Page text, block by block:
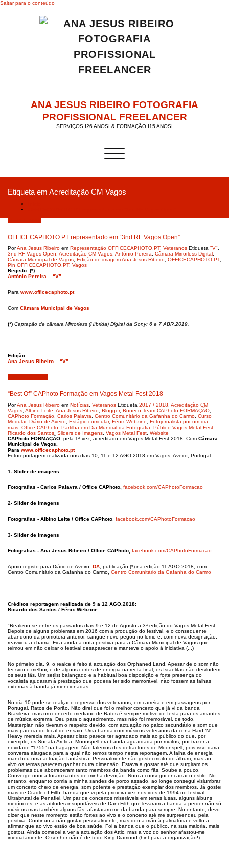
Saltar para o conteúdo
ANA JESUS RIBEIRO FOTOGRAFIA
PROFISSIONAL FREELANCER
SERVIÇOS I26 ANOSI & FORMAÇÃO I15 ANOSI
Alternar a navegação
Etiqueta em Acreditação CM Vagos
OFFICECAPHOTO.PT representado em “3nd RF Vagos Open”
PorAna Jesus Ribeiro em Representação OFFICECAPHOTO.PT, Veteranos Etiqueta "V"
3nd RF Vagos Open Acreditação CM Vagos António Pereira Câmara Mirrorless Digital
Câmara Municipal de Vagos Edição de imagem Ana Jesus Ribeiro OFFICECAPHOTO.PT,
Pin OFFICECAPHOTO.PT, Vagos
Registo: (*)
António Pereira – “V”
Para www.officecaphoto.pt
Com Câmara Municipal de Vagos
(*) Captação de câmara Mirrorless (Híbrida) Digital da Sony; 6 e 7 ABR.2019.
Edição:
Ana Jesus Ribeiro – “V”
“Best Of” CAPhoto Formação em Vagos Metal Fest 2018
PorAna Jesus Ribeiro em Notícias Veteranos Etiqueta 2017 / 2018 Acreditação CM
Vagos Albino Leite Ana Jesus Ribeiro Blogger, Boneco Team CAPhoto FORMAÇÃO
CAPhoto Formação Carlos Palavra Centro Comunitário da Gafanha do Carmo Curso
Modular, Diário de Aveiro Estágio curricular, Fénix Webzine
Fotojornalista por um dia
mais Office CAPhoto Partilha em Dia Mundial da Fotografia Público Vagos Metal Fest
Ricardo dos Santos Sliders de Imagens Vagos Metal Fest Website
CAPhoto FORMAÇÃO , pela 1ª vez, acreditado em Vagos Metal Fest 2018. Com Câmara
Municipal de Vagos.
Para www.officecaphoto.pt
Fotoreportagem realizada nos dias 10, 11 e 12 AGO.2018 em Vagos, Aveiro, Portugal.
1- Slider de imagens
Fotografias - Carlos Palavra / Office CAPhoto, facebook.com/CAPhotoFormacao
2- Slider de imagens
Fotografias - Albino Leite / Office CAPhoto facebook.com/CAPhotoFormacao
3- Slider de imagens
Fotografias - Ana Jesus Ribeiro / Office CAPhoto, facebook.com/CAPhotoFormacao
Apoio registo para Diário de Aveiro, DA , publicação (*) na edição 11 AGO.2018, com
Centro Comunitário da Gafanha do Carmo, Centro Comunitário da Gafanha do Carmo
Créditos reportagem realizada de 9 a 12 AGO.2018:
Ricardo dos Santos / Fénix Webzine
"Realizou-se entre os passados dias 9 e 12 de Agosto a 3ª edição do Vagos Metal Fest.
Depois de alguns problemas em 2016 com a produção do festival, e o consequente
abandono da promotora anterior, sangue novo pegou no leme e, com nova designação,
reavivou a chama. Fica ainda a nota positiva para a Câmara Municipal de Vagos que
teimou em não deixar o festival desaparecer e manteve o apoio à iniciativa (...)
No primeiro dia, 9, o realce é feito à actuação dos Orphaned Land. Apesar de o som não
ter sido o melhor, e de alguns cortes de energia na recta final, os Israelitas não desiludem
os seus fãs. Um setlist balançado e a habitual boa disposição e forte presença do
vocalista ajudaram à prestação que poderia ter sido memorável, não fossem as falhas
externas à banda já mencionadas.
No dia 10 pode-se realçar o regresso dos veteranos, em carreira e em passagens por
Portugal, Ratos de Porão. Não direi que foi o melhor concerto que já vi da banda
Brasileira, mas um concerto mediano de Ratos é sempre motivo de festa para os amantes
de música extrema. Deu para o aquecimento, mas não foi memorável, de todo.
Masterplan não tiveram o respeito devido, com actuação no palco secundário e som que
mais parecia do local de ensaio. Uma banda com músicos veteranos da cena Hard ‘N’
Heavy merecia mais. Apesar disso parece ter agradado mais ao público do que, por
exemplo, os Sonata Arctica. Moonspell era banda aguardada por muitos, por trazer a
novidade “1755” na bagagem. Não falemos dos detractores de Moonspell, pois isso daria
conversa alargada para a qual não temos tempo nesta reportagem. A falha de energia
manchou uma actuação fantástica. Pessoalmente não gostei muito do álbum, mas ao
vivo os temas parecem ganhar outra dimensão. Estava a gostar até que surgiram os
problemas que aborreceram tanto membros da banda como fãs. Soube a pouco.
Converge nunca foram santos de minha devoção. Nunca consegui encaixar o estilo. No
entanto, enquanto comia a minha sandes de porco assado, ao longe consegui vislumbrar
um concerto cheio de energia, som potente e prestação exemplar dos membros. Já gostei
mais de Cradle of Filth, banda que vi pela primeira vez nos idos de 1994 no festival
Ultrabrutal de Penafiel. Um par de concertos miseráveis em terras lusas, alguns álbuns
medíocres, e as atitudes insuportáveis de Dani Filth que levaram a banda a perder não só
músicos mas também alguns fãs, afastaram-me da banda para sempre. No entanto, devo
dizer que neste momento estão fortes ao vivo e o concerto até me surpreendeu pela
positiva. Continuo a não gostar pessoalmente, mas dou a mão à palmatória e volto a
afirmar que ao vivo estão de boa saúde. Foi a banda que o público, na sua maioria, mais
gostou. Ainda comecei a ver a actuação dos Attic, mas a voz do senhor afastou-me
imediatamente. O senhor não é de todo King Diamond (hint para a organização!).